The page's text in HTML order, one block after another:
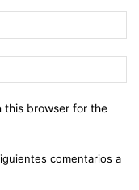
this browser for the
comentarios a